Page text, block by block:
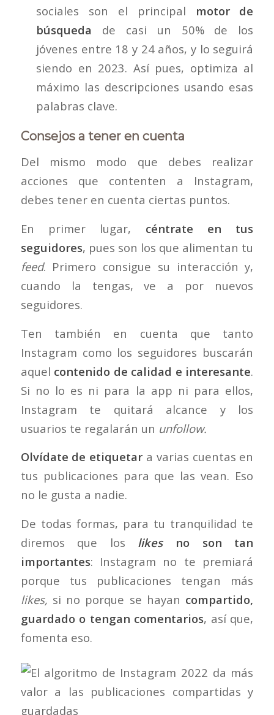
sociales son el principal motor de
búsqueda de casi un 50% de los
jóvenes entre 18 y 24 años, y lo seguirá
siendo en 2023. Así pues, optimiza al
máximo las descripciones usando esas
palabras clave.
Consejos a tener en cuenta
Del mismo modo que debes realizar
acciones que contenten a Instagram,
debes tener en cuenta ciertas puntos.
En primer lugar, céntrate en tus
seguidores, pues son los que alimentan tu
feed. Primero consigue su interacción y,
cuando la tengas, ve a por nuevos
seguidores.
Ten también en cuenta que tanto
Instagram como los seguidores buscarán
aquel contenido de calidad e interesante.
Si no lo es ni para la app ni para ellos,
Instagram te quitará alcance y los
usuarios te regalarán un unfollow.
Olvídate de etiquetar a varias cuentas en
tus publicaciones para que las vean. Eso
no le gusta a nadie.
De todas formas, para tu tranquilidad te
diremos que los likesno son tan
importantes: Instagram no te premiará
porque tus publicaciones tengan más
likes, si no porque se hayan compartido,
guardado o tengan comentarios, así que,
fomenta eso.